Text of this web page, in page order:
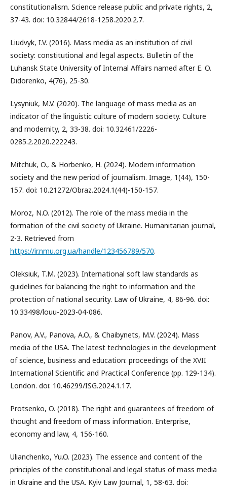
constitutionalism. Science release public and private rights, 2,
37-43. doi: 10.32844/2618-1258.2020.2.7.
Liudvyk, I.V. (2016). Mass media as an institution of civil
society: constitutional and legal aspects. Bulletin of the
Luhansk State University of Internal Affairs named after E. O.
Didorenko, 4(76), 25-30.
Lysyniuk, M.V. (2020). The language of mass media as an
indicator of the linguistic culture of modern society. Culture
and modernity, 2, 33-38. doi: 10.32461/2226-
0285.2.2020.222243.
Mitchuk, O., & Horbenko, H. (2024). Modern information
society and the new period of journalism. Image, 1(44), 150-
157. doi: 10.21272/Obraz.2024.1(44)-150-157.
Moroz, N.O. (2012). The role of the mass media in the
formation of the civil society of Ukraine. Humanitarian journal,
2-3. Retrieved from
https://ir.nmu.org.ua/handle/123456789/570.
Oleksiuk, T.М. (2023). International soft law standards as
guidelines for balancing the right to information and the
protection of national security. Law of Ukraine, 4, 86-96. doi:
10.33498/louu-2023-04-086.
Panov, A.V., Panova, A.O., & Chaibynets, M.V. (2024). Mass
media of the USA. The latest technologies in the development
of science, business and education: proceedings of the XVII
International Scientific and Practical Conference (pp. 129-134).
London. doi: 10.46299/ISG.2024.1.17.
Protsenko, O. (2018). The right and guarantees of freedom of
thought and freedom of mass information. Enterprise,
economy and law, 4, 156-160.
Ulianchenko, Yu.O. (2023). The essence and content of the
principles of the constitutional and legal status of mass media
in Ukraine and the USA. Kyiv Law Journal, 1, 58-63. doi: